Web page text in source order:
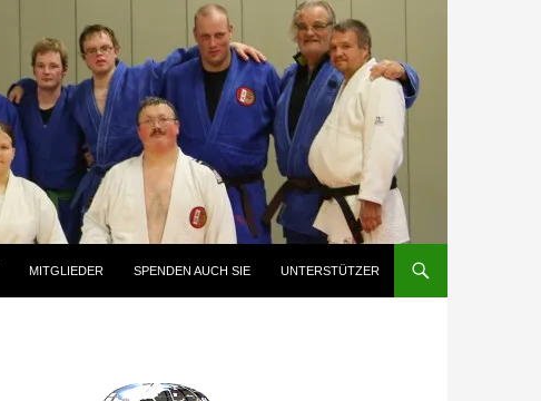
MITGLIEDER SPENDEN AUCH SIE UNTERSTÜTZER